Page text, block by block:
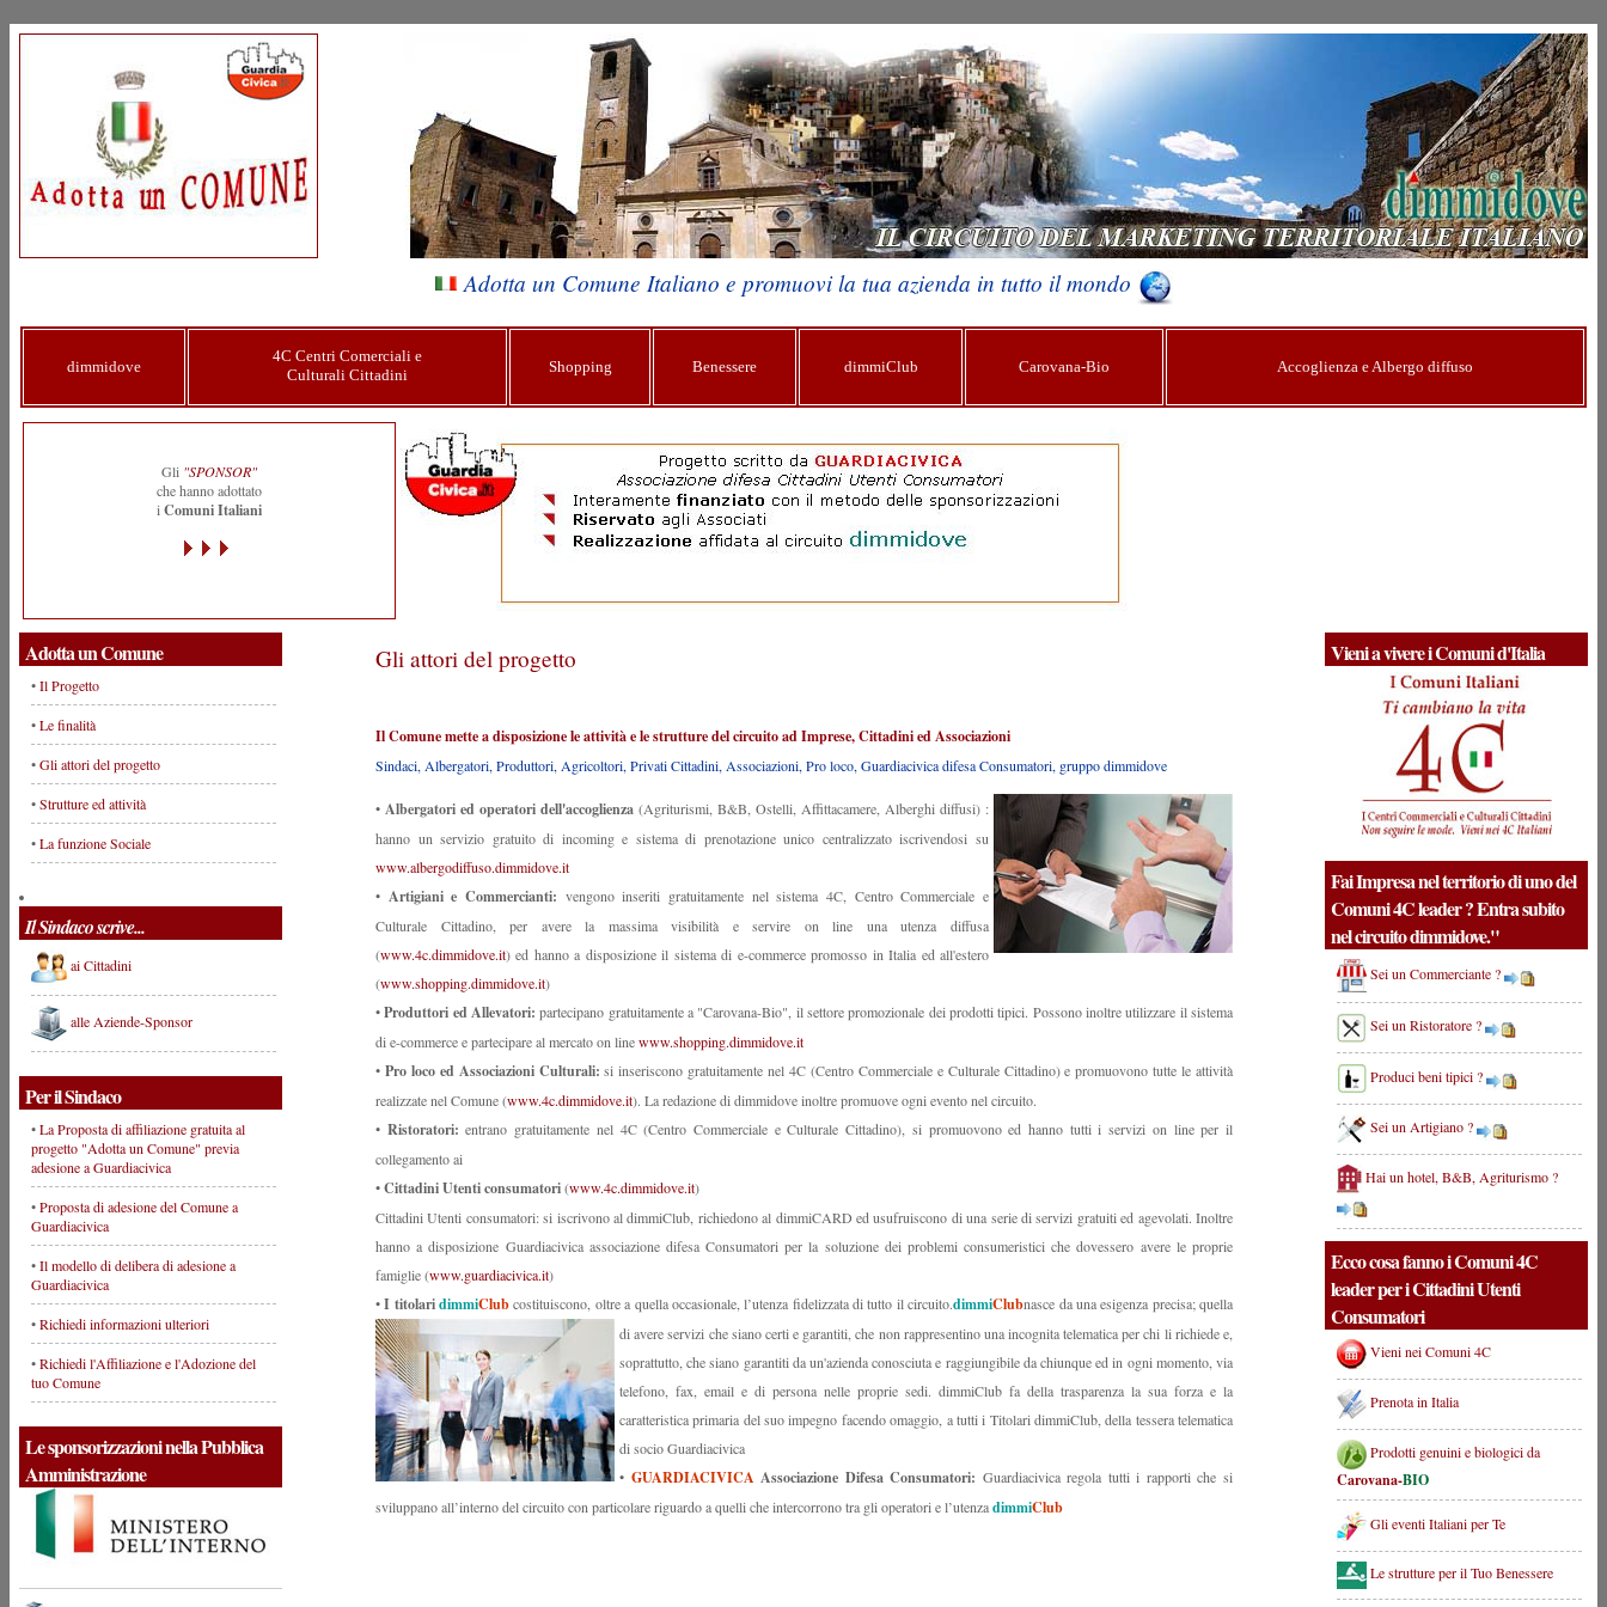
Adotta un Comune Italiano e promuovi la tua azienda in tutto il mondo
dimmidove
4C Centri Comerciali e
Culturali Cittadini
Shopping Benessere dimmiClub Carovana-Bio Accoglienza e Albergo diffuso
Gli "SPONSOR"
che hanno adottato
i Comuni Italiani
Adotta un Comune
•Il Progetto
•Le finalità
•Gli attori del progetto
•Strutture ed attività
•La funzione Sociale
Il Sindaco scrive...
ai Cittadini
alle Aziende-Sponsor
Per il Sindaco
•La Proposta di affiliazione gratuita al
progetto "Adotta un Comune" previa
adesione a Guardiacivica
•Proposta di adesione del Comune a
Guardiacivica
•Il modello di delibera di adesione a
Guardiacivica
•Richiedi informazioni ulteriori
•Richiedi l'Affiliazione e l'Adozione del
tuo Comune
Le sponsorizzazioni nella Pubblica
Amministrazione
Gli attori del progetto
Il Comune mette a disposizione le attività e le strutture del circuito ad Imprese, Cittadini ed Associazioni
Sindaci, Albergatori, Produttori, Agricoltori, Privati Cittadini, Associazioni, Pro loco, Guardiacivica difesa Consumatori, gruppo dimmidove
• Albergatori ed operatori dell'accoglienza (Agriturismi, B&B, Ostelli, Affittacamere, Alberghi diffusi) :
hanno un servizio gratuito di incoming e sistema di prenotazione unico centralizzato iscrivendosi su
www.albergodiffuso.dimmidove.it
• Artigiani e Commercianti: vengono inseriti gratuitamente nel sistema 4C, Centro Commerciale e
Culturale Cittadino, per avere la massima visibilità e servire on line una utenza diffusa
(www.4c.dimmidove.it) ed hanno a disposizione il sistema di e-commerce promosso in Italia ed all'estero
(www.shopping.dimmidove.it)
•Produttori ed Allevatori: partecipano gratuitamente a "Carovana-Bio", il settore promozionale dei prodotti tipici. Possono inoltre utilizzare il sistema
di e-commerce e partecipare al mercato on linewww.shopping.dimmidove.it
• Pro loco ed Associazioni Culturali: si inseriscono gratuitamente nel 4C (Centro Commerciale e Culturale Cittadino) e promuovono tutte le attività
realizzate nel Comune (www.4c.dimmidove.it). La redazione di dimmidove inoltre promuove ogni evento nel circuito.
• Ristoratori: entrano gratuitamente nel 4C (Centro Commerciale e Culturale Cittadino), si promuovono ed hanno tutti i servizi on line per il
collegamento ai
•Cittadini Utenti consumatori(www.4c.dimmidove.it)
Cittadini Utenti consumatori: si iscrivono al dimmiClub, richiedono al dimmiCARD ed usufruiscono di una serie di servizi gratuiti ed agevolati. Inoltre
hanno a disposizione Guardiacivica associazione difesa Consumatori per la soluzione dei problemi consumeristici che dovessero avere le proprie
famiglie (www.guardiacivica.it)
•I titolaridimmiClubcostituiscono, oltre a quella occasionale, l’utenza fidelizzata di tutto il circuito.dimmiClubnasce da una esigenza precisa; quella
di avere servizi che siano certi e garantiti, che non rappresentino una incognita telematica per chi li richiede e,
soprattutto, che siano garantiti da un'azienda conosciuta e raggiungibile da chiunque ed in ogni momento, via
telefono, fax, email e di persona nelle proprie sedi. dimmiClub fa della trasparenza la sua forza e la
caratteristica primaria del suo impegno facendo omaggio, a tutti i Titolari dimmiClub, della tessera telematica
di socio Guardiacivica
• GUARDIACIVICA Associazione Difesa Consumatori: Guardiacivica regola tutti i rapporti che si
sviluppano all’interno del circuito con particolare riguardo a quelli che intercorrono tra gli operatori e l’utenzadimmiClub
Vieni a vivere i Comuni d'Italia
Fai Impresa nel territorio di uno del
Comuni 4C leader ? Entra subito
nel circuito dimmidove."
Sei un Commerciante ?
Sei un Ristoratore ?
Produci beni tipici ?
Sei un Artigiano ?
Hai un hotel, B&B, Agriturismo ?
Ecco cosa fanno i Comuni 4C
leader per i Cittadini Utenti
Consumatori
Vieni nei Comuni 4C
Prenota in Italia
Prodotti genuini e biologici da
Carovana-BIO
Gli eventi Italiani per Te
Le strutture per il Tuo Benessere